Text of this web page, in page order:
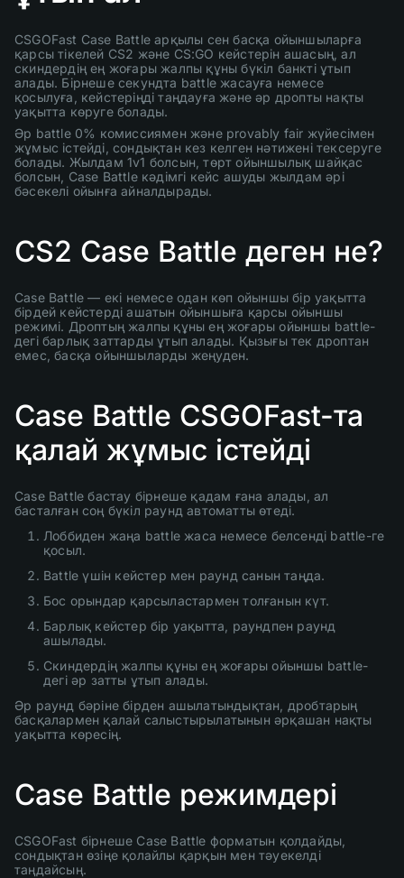
CSGOFast Case Battle арқылы сен басқа ойыншыларға
қарсы тікелей CS2 және CS:GO кейстерін ашасың, ал
скиндердің ең жоғары жалпы құны бүкіл банкті ұтып
алады. Бірнеше секундта battle жасауға немесе
қосылуға, кейстеріңді таңдауға және әр дропты нақты
уақытта көруге болады.
Әр battle 0% комиссиямен және provably fair жүйесімен
жұмыс істейді, сондықтан кез келген нәтижені тексеруге
болады. Жылдам 1v1 болсын, төрт ойыншылық шайқас
болсын, Case Battle кәдімгі кейс ашуды жылдам әрі
бәсекелі ойынға айналдырады.
CS2 Case Battle деген не?
Case Battle — екі немесе одан көп ойыншы бір уақытта
бірдей кейстерді ашатын ойыншыға қарсы ойыншы
режимі. Дроптың жалпы құны ең жоғары ойыншы battle-
дегі барлық заттарды ұтып алады. Қызығы тек дроптан
емес, басқа ойыншыларды жеңуден.
Case Battle CSGOFast-та
қалай жұмыс істейді
Case Battle бастау бірнеше қадам ғана алады, ал
басталған соң бүкіл раунд автоматты өтеді.
Лоббиден жаңа battle жаса немесе белсенді battle-ге
қосыл.
Battle үшін кейстер мен раунд санын таңда.
Бос орындар қарсыластармен толғанын күт.
Барлық кейстер бір уақытта, раундпен раунд
ашылады.
Скиндердің жалпы құны ең жоғары ойыншы battle-
дегі әр затты ұтып алады.
Әр раунд бәріне бірден ашылатындықтан, дробтарың
басқалармен қалай салыстырылатынын әрқашан нақты
уақытта көресің.
Case Battle режимдері
CSGOFast бірнеше Case Battle форматын қолдайды,
сондықтан өзіңе қолайлы қарқын мен тәуекелді
таңдайсың.